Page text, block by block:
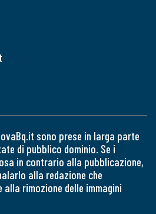
sono prese in larga parte
di pubblico dominio. Se i
in contrario alla pubblicazione,
alla redazione che
rimozione delle immagini